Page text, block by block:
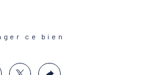
notre équipe locale
site internet SAB
ce bien